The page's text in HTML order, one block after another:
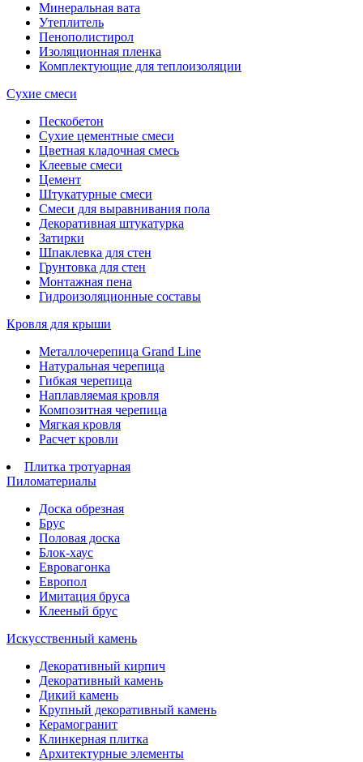
Минеральная вата
Утеплитель
Пенополистирол
Изоляционная пленка
Комплектующие для теплоизоляции
Сухие смеси
Пескобетон
Сухие цементные смеси
Цветная кладочная смесь
Клеевые смеси
Цемент
Штукатурные смеси
Смеси для выравнивания пола
Декоративная штукатурка
Затирки
Шпаклевка для стен
Грунтовка для стен
Монтажная пена
Гидроизоляционные составы
Кровля для крыши
Металлочерепица Grand Line
Натуральная черепица
Гибкая черепица
Наплавляемая кровля
Композитная черепица
Мягкая кровля
Расчет кровли
Плитка тротуарная
Пиломатериалы
Доска обрезная
Брус
Половая доска
Блок-хаус
Евровагонка
Европол
Имитация бруса
Клееный брус
Искусственный камень
Декоративный кирпич
Декоративный камень
Дикий камень
Крупный декоративный камень
Керамогранит
Клинкерная плитка
Архитектурные элементы